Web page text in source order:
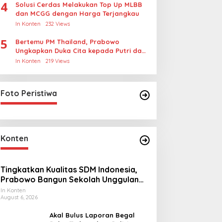
4
Solusi Cerdas Melakukan Top Up MLBB
dan MCGG dengan Harga Terjangkau
In Konten 232 Views
5
Bertemu PM Thailand, Prabowo
Ungkapkan Duka Cita kepada Putri dan
Selamat Ulang Tahun ke Raja Thailand
In Konten 219 Views
Foto Peristiwa
Konten
Tingkatkan Kualitas SDM Indonesia,
Prabowo Bangun Sekolah Unggulan
hingga Undang Universitas Terbaik
Dunia
In Konten
August 6, 2026
Akal Bulus Laporan Begal